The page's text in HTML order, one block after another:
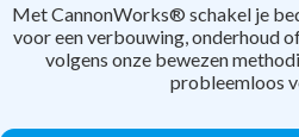
Met CannonWorks® schakel je
voor een verbouwing, onderhoud
volgens onze bewezen
probleemloos